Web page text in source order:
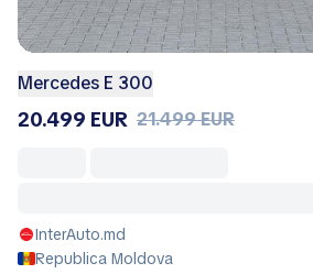
Mercedes E 300
20.499 EUR 21.499 EUR
InterAuto.md
Republica Moldova